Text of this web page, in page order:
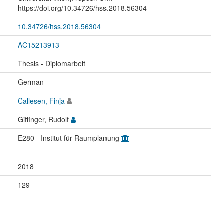
https://doi.org/10.34726/hss.2018.56304
10.34726/hss.2018.56304
AC15213913
Thesis - Diplomarbeit
German
Callesen, Finja
Giffinger, Rudolf
E280 - Institut für Raumplanung
2018
129